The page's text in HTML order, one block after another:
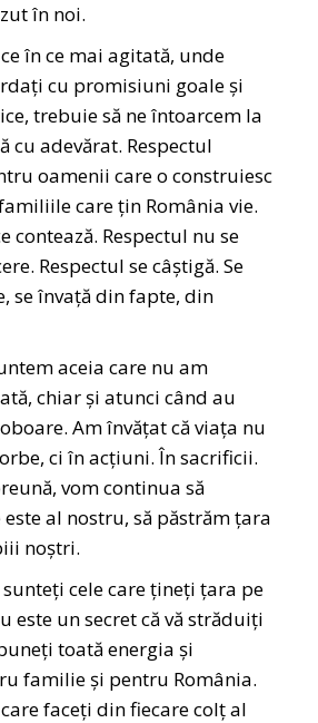
în noi.
în ce mai agitată, unde
cu promisiuni goale și
trebuie să ne întoarcem la
cu adevărat. Respectul
oamenii care o construiesc
care țin România vie.
contează. Respectul nu se
Respectul se câștigă. Se
se învață din fapte, din
aceia care nu am
chiar și atunci când au
Am învățat că viața nu
ci în acțiuni. În sacrificii.
vom continua să
este al nostru, să păstrăm țara
noștri.
cele care țineți țara pe
este un secret că vă străduiți
toată energia și
familie și pentru România.
faceți din fiecare colț al